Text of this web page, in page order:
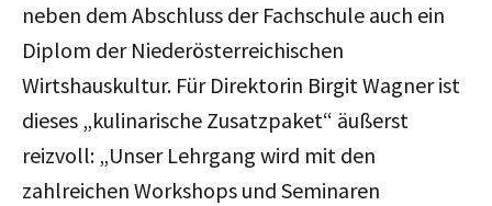
neben dem Abschluss der Fachschule auch ein
Diplom der Niederösterreichischen
Wirtshauskultur. Für Direktorin Birgit Wagner ist
dieses „kulinarische Zusatzpaket“ äußerst
reizvoll: „Unser Lehrgang wird mit den
zahlreichen Workshops und Seminaren